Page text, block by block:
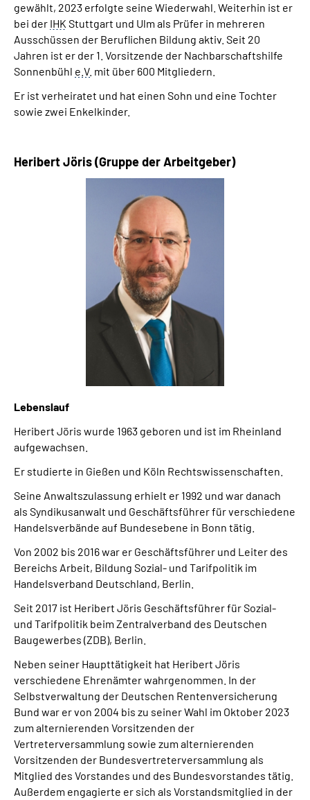
gewählt, 2023 erfolgte seine Wiederwahl. Weiterhin ist er
bei der IHK Stuttgart und Ulm als Prüfer in mehreren
Ausschüssen der Beruflichen Bildung aktiv. Seit 20
Jahren ist er der 1. Vorsitzende der Nachbarschaftshilfe
Sonnenbühl e.V. mit über 600 Mitgliedern.
Er ist verheiratet und hat einen Sohn und eine Tochter
sowie zwei Enkelkinder.
Heribert Jöris (Gruppe der Arbeitgeber)
Lebenslauf
Heribert Jöris wurde 1963 geboren und ist im Rheinland
aufgewachsen.
Er studierte in Gießen und Köln Rechtswissenschaften.
Seine Anwaltszulassung erhielt er 1992 und war danach
als Syndikusanwalt und Geschäftsführer für verschiedene
Handelsverbände auf Bundesebene in Bonn tätig.
Von 2002 bis 2016war er Geschäftsführer und Leiter des
Bereichs Arbeit, Bildung Sozial- und Tarifpolitik im
Handelsverband Deutschland, Berlin.
Seit 2017 ist Heribert Jöris Geschäftsführer für Sozial-
und Tarifpolitik beim Zentralverband des Deutschen
Baugewerbes (ZDB), Berlin.
Neben seiner Haupttätigkeit hat Heribert Jöris
verschiedene Ehrenämter wahrgenommen. In der
Selbstverwaltung der Deutschen Rentenversicherung
Bund war er von 2004 bis zu seiner Wahl im Oktober 2023
zum alternierenden Vorsitzenden der
Vertreterversammlung sowie zum alternierenden
Vorsitzenden der Bundesvertreterversammlung als
Mitglied des Vorstandes und des Bundesvorstandes tätig.
Außerdem engagierte er sich als Vorstandsmitglied in der